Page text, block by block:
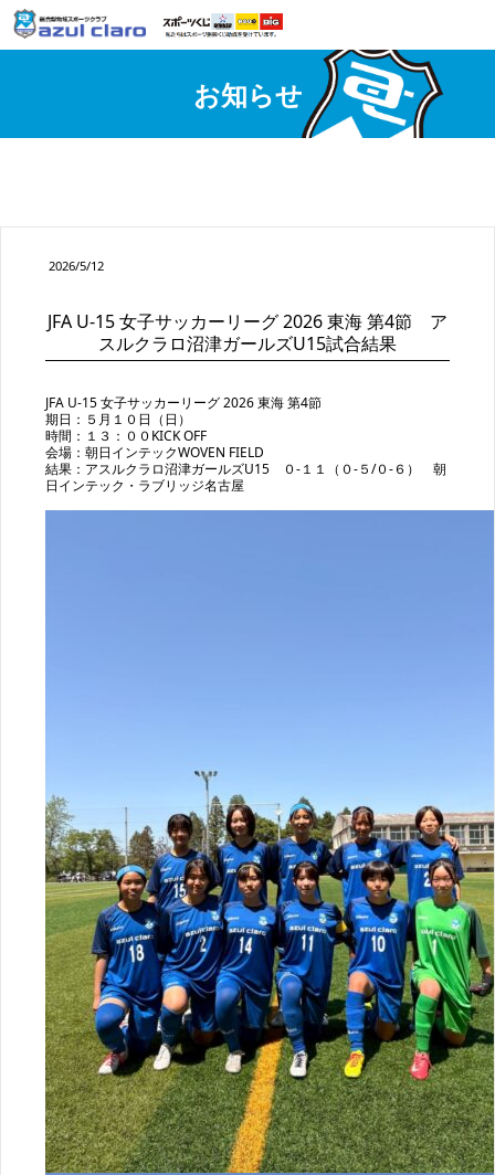
お知らせ
2026/5/12
JFA U-15 女子サッカーリーグ 2026 東海 第4節 ア
スルクラロ沼津ガールズU15試合結果
JFA U-15 女子サッカーリーグ 2026 東海 第4節
期日：５月１０日（日）
時間：１３：００KICK OFF
会場：朝日インテックWOVEN FIELD
結果：アスルクラロ沼津ガールズU15 ０-１１（０-５/０-６） 朝
日インテック・ラブリッジ名古屋